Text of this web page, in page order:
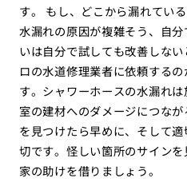
す。 もし、どこから漏れてい
水漏れの原因が複雑そう、自
いは自分で試しても改善しな
ロの水道修理業者に依頼する
す。シャワーホースの水漏れ
室の建材へのダメージにつな
を見つけたら早めに、そして
切です。怪しい箇所のサイン
家の助けを借りましょう。